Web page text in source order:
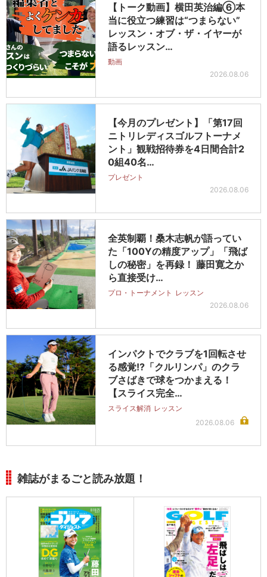
【トーク動画】横田英治編⑥本
当に役立つ練習は“つまらない”
レッスン・オブ・ザ・イヤーが
語るレッスン…
動画
2026.08.06
【今月のプレゼント】「第17回
ニトリレディスゴルフトーナメ
ント」観戦招待券を4日間合計2
0組40名…
プレゼント
2026.08.06
全英制覇！桑木志帆が語ってい
た「100Yの精度アップ」「飛ば
しの秘密」を再録！ 藤田寛之か
ら直接受け…
プロ・トーナメント レッスン
2026.08.06
インパクトでクラブを1回転させ
る感覚!?「クルリンパ」のクラ
ブさばきで球をつかまえる！
【スライス完全…
スライス解消 レッスン
2026.08.06
雑誌がまるごと読み放題！